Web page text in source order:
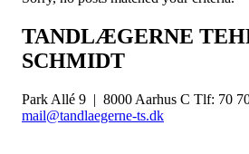
TANDLÆGERNE
SCHMIDT
Park Allé 9 | 8000 Aarhus C Tlf: 70
mail@tandlaegerne-ts.dk